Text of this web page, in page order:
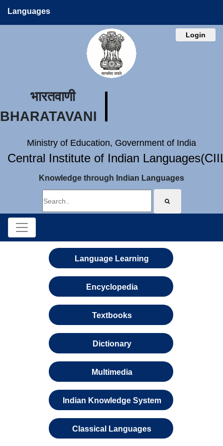
Languages
Login
भारतवाणी
BHARATAVANI
Ministry of Education, Government of India
Central Institute of Indian
Knowledge through Indian Languages
Language Learning
Encyclopedia
Textbooks
Dictionary
Multimedia
Indian Knowledge System
Classical Languages